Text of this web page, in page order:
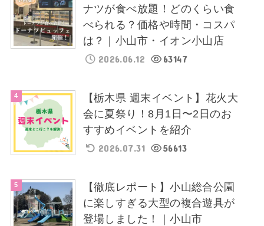
ナツが食べ放題！どのくらい食
べられる？価格や時間・コスパ
は？｜小山市・イオン小山店
2026.06.12 63147
【栃木県 週末イベント】花火大
会に夏祭り！8月1日〜2日のお
すすめイベントを紹介
2026.07.31 56613
【徹底レポート】小山総合公園
に楽しすぎる大型の複合遊具が
登場しました！｜小山市